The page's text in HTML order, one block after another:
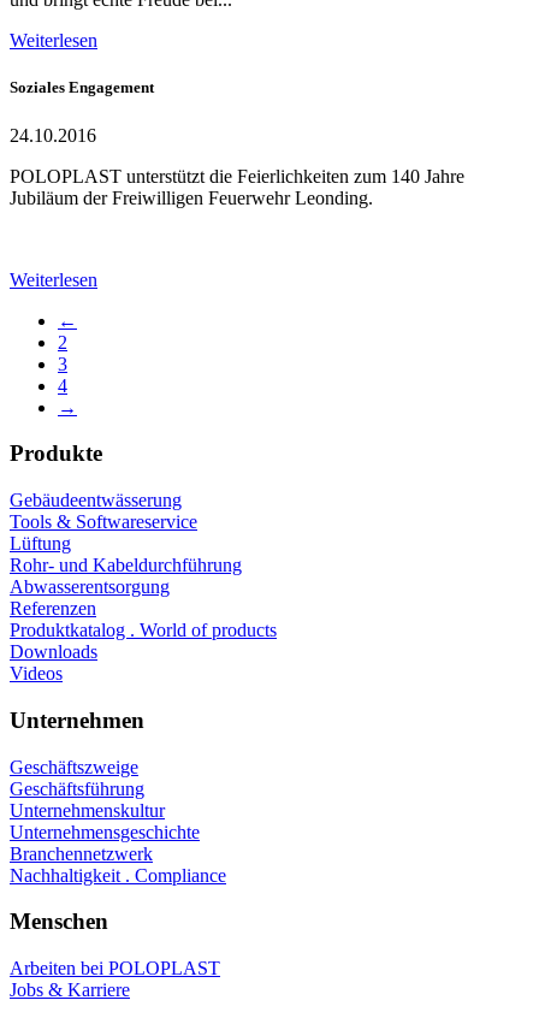
Weiterlesen
Soziales Engagement
24.10.2016
POLOPLAST unterstützt die Feierlichkeiten zum 140 Jahre
Jubiläum der Freiwilligen Feuerwehr Leonding.
Weiterlesen
←
2
3
4
→
Produkte
Gebäudeentwässerung
Tools & Softwareservice
Lüftung
Rohr- und Kabeldurchführung
Abwasserentsorgung
Referenzen
Produktkatalog . World of products
Downloads
Videos
Unternehmen
Geschäftszweige
Geschäftsführung
Unternehmenskultur
Unternehmensgeschichte
Branchennetzwerk
Nachhaltigkeit . Compliance
Menschen
Arbeiten bei POLOPLAST
Jobs & Karriere